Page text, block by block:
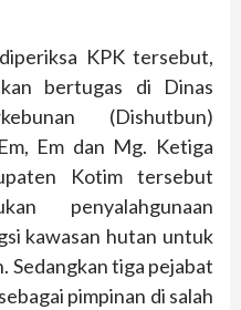
KPK tersebut,
bertugas di Dinas
(Dishutbun)
Em dan Mg. Ketiga
Kotim tersebut
penyalahgunaan
kawasan hutan untuk
Sedangkan tiga pejabat
pimpinan di salah